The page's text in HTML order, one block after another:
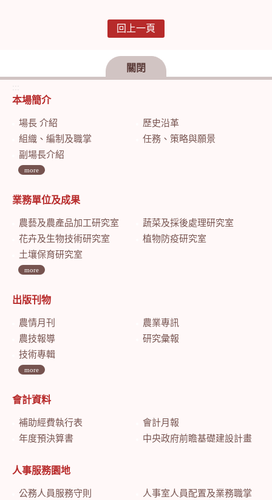
回上一頁
關閉
:::
本場簡介
場長 介紹
歷史沿革
組織、編制及職掌
任務、策略與願景
副場長介紹
more
業務單位及成果
農藝及農產品加工研究室
蔬菜及採後處理研究室
花卉及生物技術研究室
植物防疫研究室
土壤保育研究室
more
出版刊物
農情月刊
農業專訊
農技報導
研究彙報
技術專輯
more
會計資料
補助經費執行表
會計月報
年度預決算書
中央政府前瞻基礎建設計畫特別預算會計月報
人事服務園地
公務人員服務守則
人事室人員配置及業務職掌